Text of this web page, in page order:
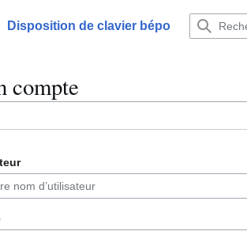
Disposition de clavier bépo
compte